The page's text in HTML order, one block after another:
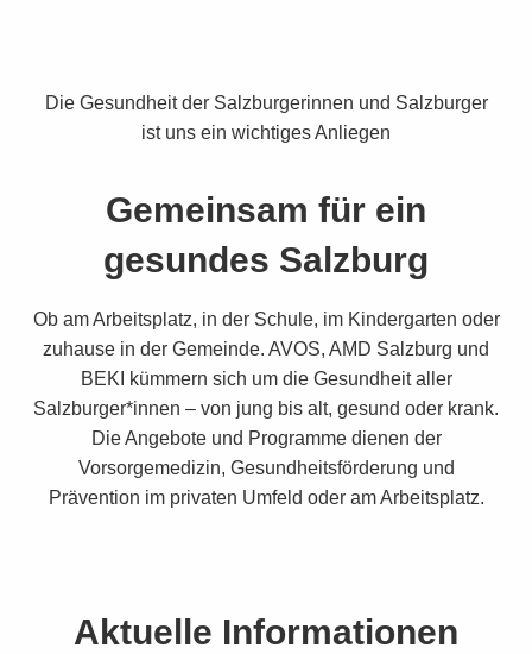
Die Gesundheit der Salzburgerinnen und Salzburger
ist uns ein wichtiges Anliegen
Gemeinsam für ein
gesundes Salzburg
Ob am Arbeitsplatz, in der Schule, im Kindergarten oder
zuhause in der Gemeinde. AVOS, AMD Salzburg und
BEKI kümmern sich um die Gesundheit aller
Salzburger*innen – von jung bis alt, gesund oder krank.
Die Angebote und Programme dienen der
Vorsorgemedizin, Gesundheitsförderung und
Prävention im privaten Umfeld oder am Arbeitsplatz.
Aktuelle Informationen